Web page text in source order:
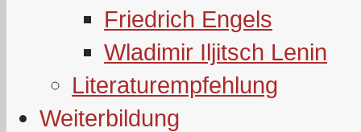
Friedrich Engels
Wladimir Iljitsch Lenin
Literaturempfehlung
Weiterbildung